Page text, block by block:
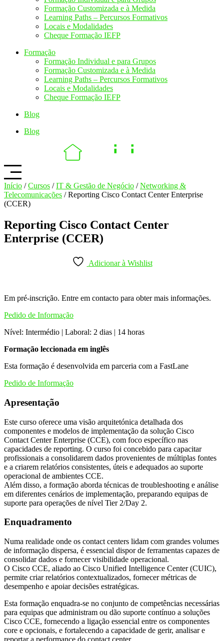
Formação Customizada e à Medida
Learning Paths – Percursos Formativos
Locais e Modalidades
Cheque Formação IEFP
Formação
Formação Individual e para Grupos
Formação Customizada e à Medida
Learning Paths – Percursos Formativos
Locais e Modalidades
Cheque Formação IEFP
Blog
Blog
Início /Cursos /IT & Gestão de Negócio /Networking &
Telecomunicações / Reporting Cisco Contact Center Enterprise
(CCER)
Reporting Cisco Contact Center
Enterprise (CCER)
Adicionar à Wishlist
Em pré-inscrição. Entre em contacto para obter mais informações.
Pedido de Informação
Nível: Intermédio | Laboral: 2 dias | 14 horas
Formação leccionada em inglês
Esta formação é desenvolvida em parceria com a FastLane
Pedido de Informação
Apresentação
Este curso oferece uma visão arquitetónica detalhada dos
componentes e modelos de implementação da solução Cisco
Contact Center Enterprise (CCE), com foco específico nas
capacidades de reporting. O curso foi concebido para capacitar
profissionais a consolidarem dados provenientes de múltiplas fontes
e a criarem relatórios consistentes, úteis e adequados ao suporte
operacional de ambientes CCE.
Além disso, a formação aborda técnicas de troubleshooting e análise
em diferentes cenários de implementação, preparando equipas de
suporte para operações de nível Tier 2/Day 2.
Enquadramento
Numa realidade onde os contact centers lidam com grandes volumes
de informação dispersa, é essencial dispor de ferramentas capazes de
consolidar dados e fornecer visibilidade operacional.
O Cisco CCE, aliado ao Cisco Unified Intelligence Center (CUIC),
permite criar relatórios contextualizados, fornecer métricas de
desempenho e apoiar decisões estratégicas.
Esta formação enquadra-se no conjunto de competências necessárias
para equipas que administram ou dão suporte contínuo a soluções
Cisco CCE, fornecendo a ligação essencial entre os componentes
core e opcionais, e fortalecendo a capacidade de gerir, analisar e
reportar a performance do contact center.